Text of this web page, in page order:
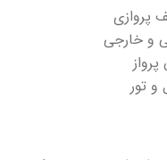
پروازی
و خارجی
تور